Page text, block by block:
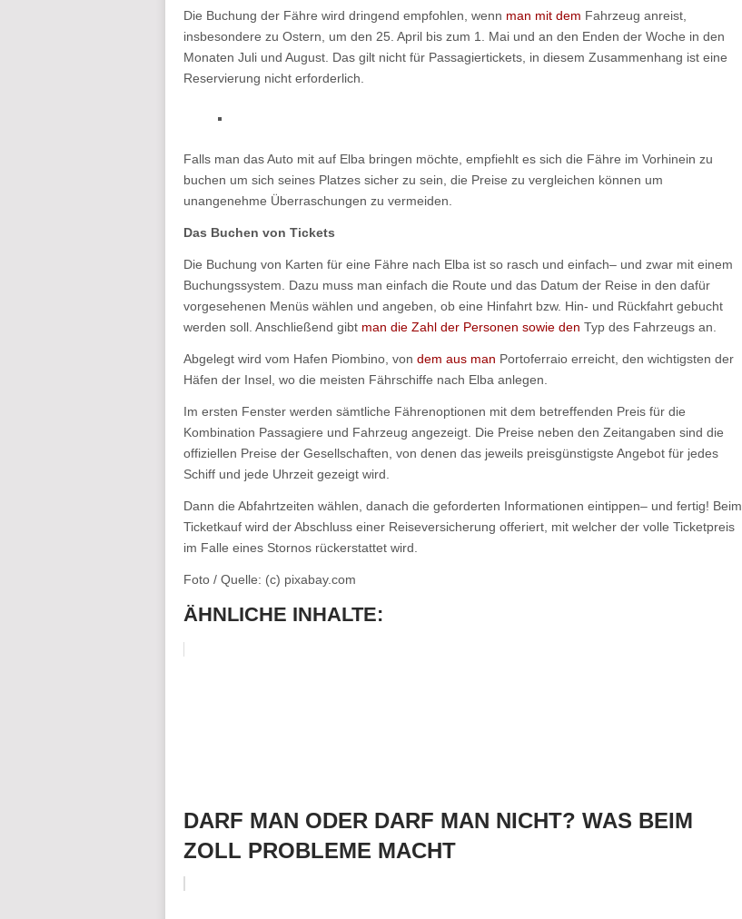
Die Buchung der Fähre wird dringend empfohlen, wenn man mit dem Fahrzeug anreist,
insbesondere zu Ostern, um den 25. April bis zum 1. Mai und an den Enden der Woche in den
Monaten Juli und August. Das gilt nicht für Passagiertickets, in diesem Zusammenhang ist eine
Reservierung nicht erforderlich.
Falls man das Auto mit auf Elba bringen möchte, empfiehlt es sich die Fähre im Vorhinein zu
buchen um sich seines Platzes sicher zu sein, die Preise zu vergleichen können um
unangenehme Überraschungen zu vermeiden.
Das Buchen von Tickets
Die Buchung von Karten für eine Fähre nach Elba ist so rasch und einfach– und zwar mit einem
Buchungssystem. Dazu muss man einfach die Route und das Datum der Reise in den dafür
vorgesehenen Menüs wählen und angeben, ob eine Hinfahrt bzw. Hin- und Rückfahrt gebucht
werden soll. Anschließend gibt man die Zahl der Personen sowie den Typ des Fahrzeugs an.
Abgelegt wird vom Hafen Piombino, von dem aus man Portoferraio erreicht, den wichtigsten der
Häfen der Insel, wo die meisten Fährschiffe nach Elba anlegen.
Im ersten Fenster werden sämtliche Fährenoptionen mit dem betreffenden Preis für die
Kombination Passagiere und Fahrzeug angezeigt. Die Preise neben den Zeitangaben sind die
offiziellen Preise der Gesellschaften, von denen das jeweils preisgünstigste Angebot für jedes
Schiff und jede Uhrzeit gezeigt wird.
Dann die Abfahrtzeiten wählen, danach die geforderten Informationen eintippen– und fertig! Beim
Ticketkauf wird der Abschluss einer Reiseversicherung offeriert, mit welcher der volle Ticketpreis
im Falle eines Stornos rückerstattet wird.
Foto / Quelle: (c) pixabay.com
ÄHNLICHE INHALTE:
DARF MAN ODER DARF MAN NICHT? WAS BEIM
ZOLL PROBLEME MACHT